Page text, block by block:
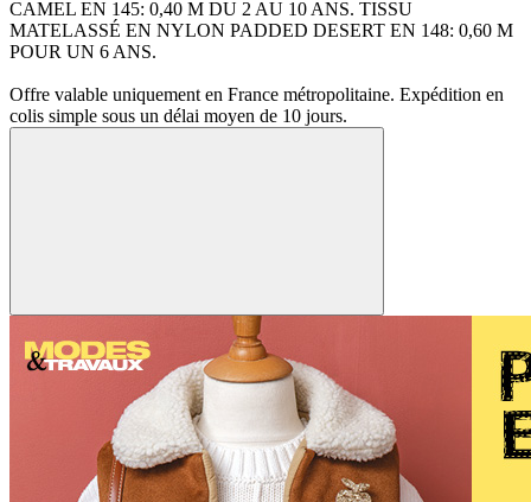
CAMEL EN 145: 0,40 M DU 2 AU 10 ANS. TISSU
MATELASSÉ EN NYLON PADDED DESERT EN 148: 0,60 M
POUR UN 6 ANS.
Offre valable uniquement en France métropolitaine. Expédition en
colis simple sous un délai moyen de 10 jours.